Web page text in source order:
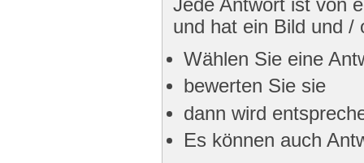
Jede Antwort ist von
und hat ein Bild und /
Wählen Sie eine
bewerten Sie sie
dann wird
Es können auch